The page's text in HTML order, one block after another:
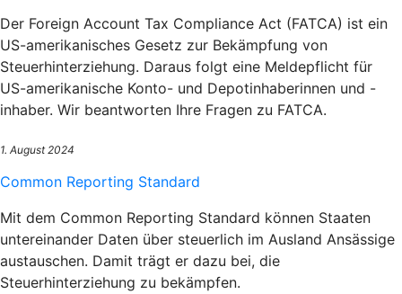
Der Foreign Account Tax Compliance Act (FATCA) ist ein
US-amerikanisches Gesetz zur Bekämpfung von
Steuerhinterziehung. Daraus folgt eine Meldepflicht für
US-amerikanische Konto- und Depotinhaberinnen und -
inhaber. Wir beantworten Ihre Fragen zu FATCA.
1. August 2024
Common Reporting Standard
Mit dem Common Reporting Standard können Staaten
untereinander Daten über steuerlich im Ausland Ansässige
austauschen. Damit trägt er dazu bei, die
Steuerhinterziehung zu bekämpfen.